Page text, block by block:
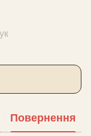
Повернення